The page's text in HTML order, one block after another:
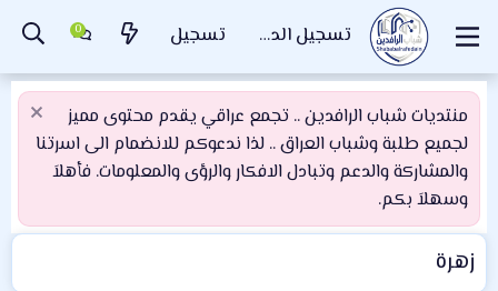
تسجيل الدخول تسجيل
منتديات شباب الرافدين .. تجمع عراقي يقدم محتوى مميز
لجميع طلبة وشباب العراق .. لذا ندعوكم للانضمام الى اسرتنا
والمشاركة والدعم وتبادل الافكار والرؤى والمعلومات. فأهلاَ
وسهلاَ بكم.
زهرة